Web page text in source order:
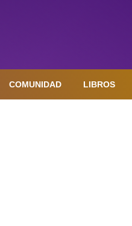
COMUNIDAD LIBROS